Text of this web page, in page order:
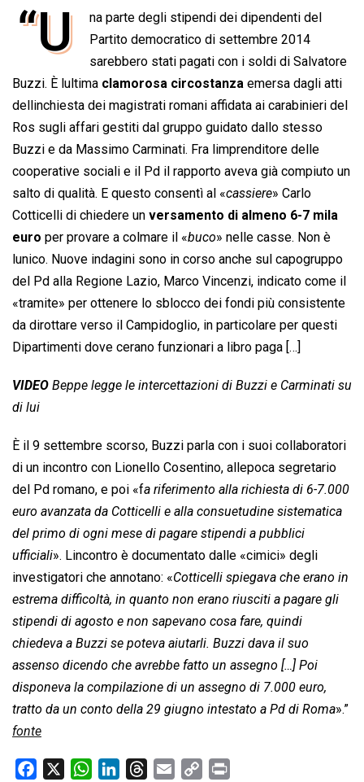
c
e
o
o
k
a
t
s
A
p
p
n
k
e
d
I
n
r
e
a
d
s
a
i
l
p
y
L
i
n
k
i
n
t
“U
na parte degli stipendi dei dipendenti del
Partito democratico di settembre 2014
sarebbero stati pagati con i soldi di Salvatore
Buzzi. È lultima clamorosa circostanza emersa dagli atti
dellinchiesta dei magistrati romani affidata ai carabinieri del
Ros sugli affari gestiti dal gruppo guidato dallo stesso
Buzzi e da Massimo Carminati. Fra limprenditore delle
cooperative sociali e il Pd il rapporto aveva già compiuto un
salto di qualità. E questo consentì al «cassiere» Carlo
Cotticelli di chiedere un versamento di almeno 6-7 mila
euro per provare a colmare il «buco» nelle casse. Non è
lunico. Nuove indagini sono in corso anche sul capogruppo
del Pd alla Regione Lazio, Marco Vincenzi, indicato come il
«tramite» per ottenere lo sblocco dei fondi più consistente
da dirottare verso il Campidoglio, in particolare per questi
Dipartimenti dove cerano funzionari a libro paga […]
VIDEO Beppe legge le intercettazioni di Buzzi e Carminati su
di lui
È il 9 settembre scorso, Buzzi parla con i suoi collaboratori
di un incontro con Lionello Cosentino, allepoca segretario
del Pd romano, e poi «fa riferimento alla richiesta di 6-7.000
euro avanzata da Cotticelli e alla consuetudine sistematica
del primo di ogni mese di pagare stipendi a pubblici
ufficiali». Lincontro è documentato dalle «cimici» degli
investigatori che annotano: «Cotticelli spiegava che erano in
estrema difficoltà, in quanto non erano riusciti a pagare gli
stipendi di agosto e non sapevano cosa fare, quindi
chiedeva a Buzzi se poteva aiutarli. Buzzi dava il suo
assenso dicendo che avrebbe fatto un assegno […] Poi
disponeva la compilazione di un assegno di 7.000 euro,
tratto da un conto della 29 giugno intestato a Pd di Roma».”
fonte
W